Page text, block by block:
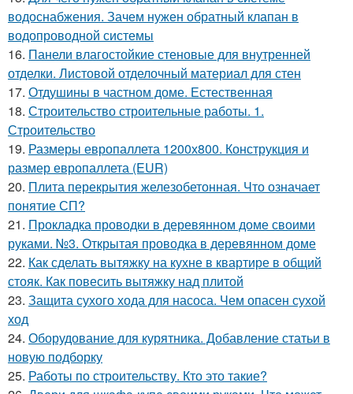
водоснабжения. Зачем нужен обратный клапан в
водопроводной системы
16. Панели влагостойкие стеновые для внутренней
отделки. Листовой отделочный материал для стен
17. Отдушины в частном доме. Естественная
18. Строительство строительные работы. 1.
Строительство
19. Размеры европаллета 1200х800. Конструкция и
размер европаллета (EUR)
20. Плита перекрытия железобетонная. Что означает
понятие СП?
21. Прокладка проводки в деревянном доме своими
руками. №3. Открытая проводка в деревянном доме
22. Как сделать вытяжку на кухне в квартире в общий
стояк. Как повесить вытяжку над плитой
23. Защита сухого хода для насоса. Чем опасен сухой
ход
24. Оборудование для курятника. Добавление статьи в
новую подборку
25. Работы по строительству. Кто это такие?